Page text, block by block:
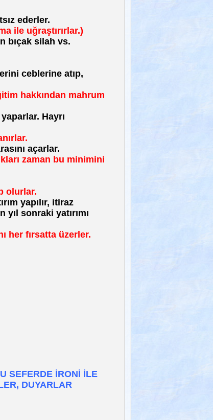
ederler.
ile uğraştırırlar.)
bıçak silah vs.
ceblerine atıp,
hakkından mahrum
Hayrı
açarlar.
zaman bu minimini
olurlar.
yapılır, itiraz
sonraki yatırımı
her fırsatta üzerler.
SEFERDE İRONİ İLE
DUYARLAR